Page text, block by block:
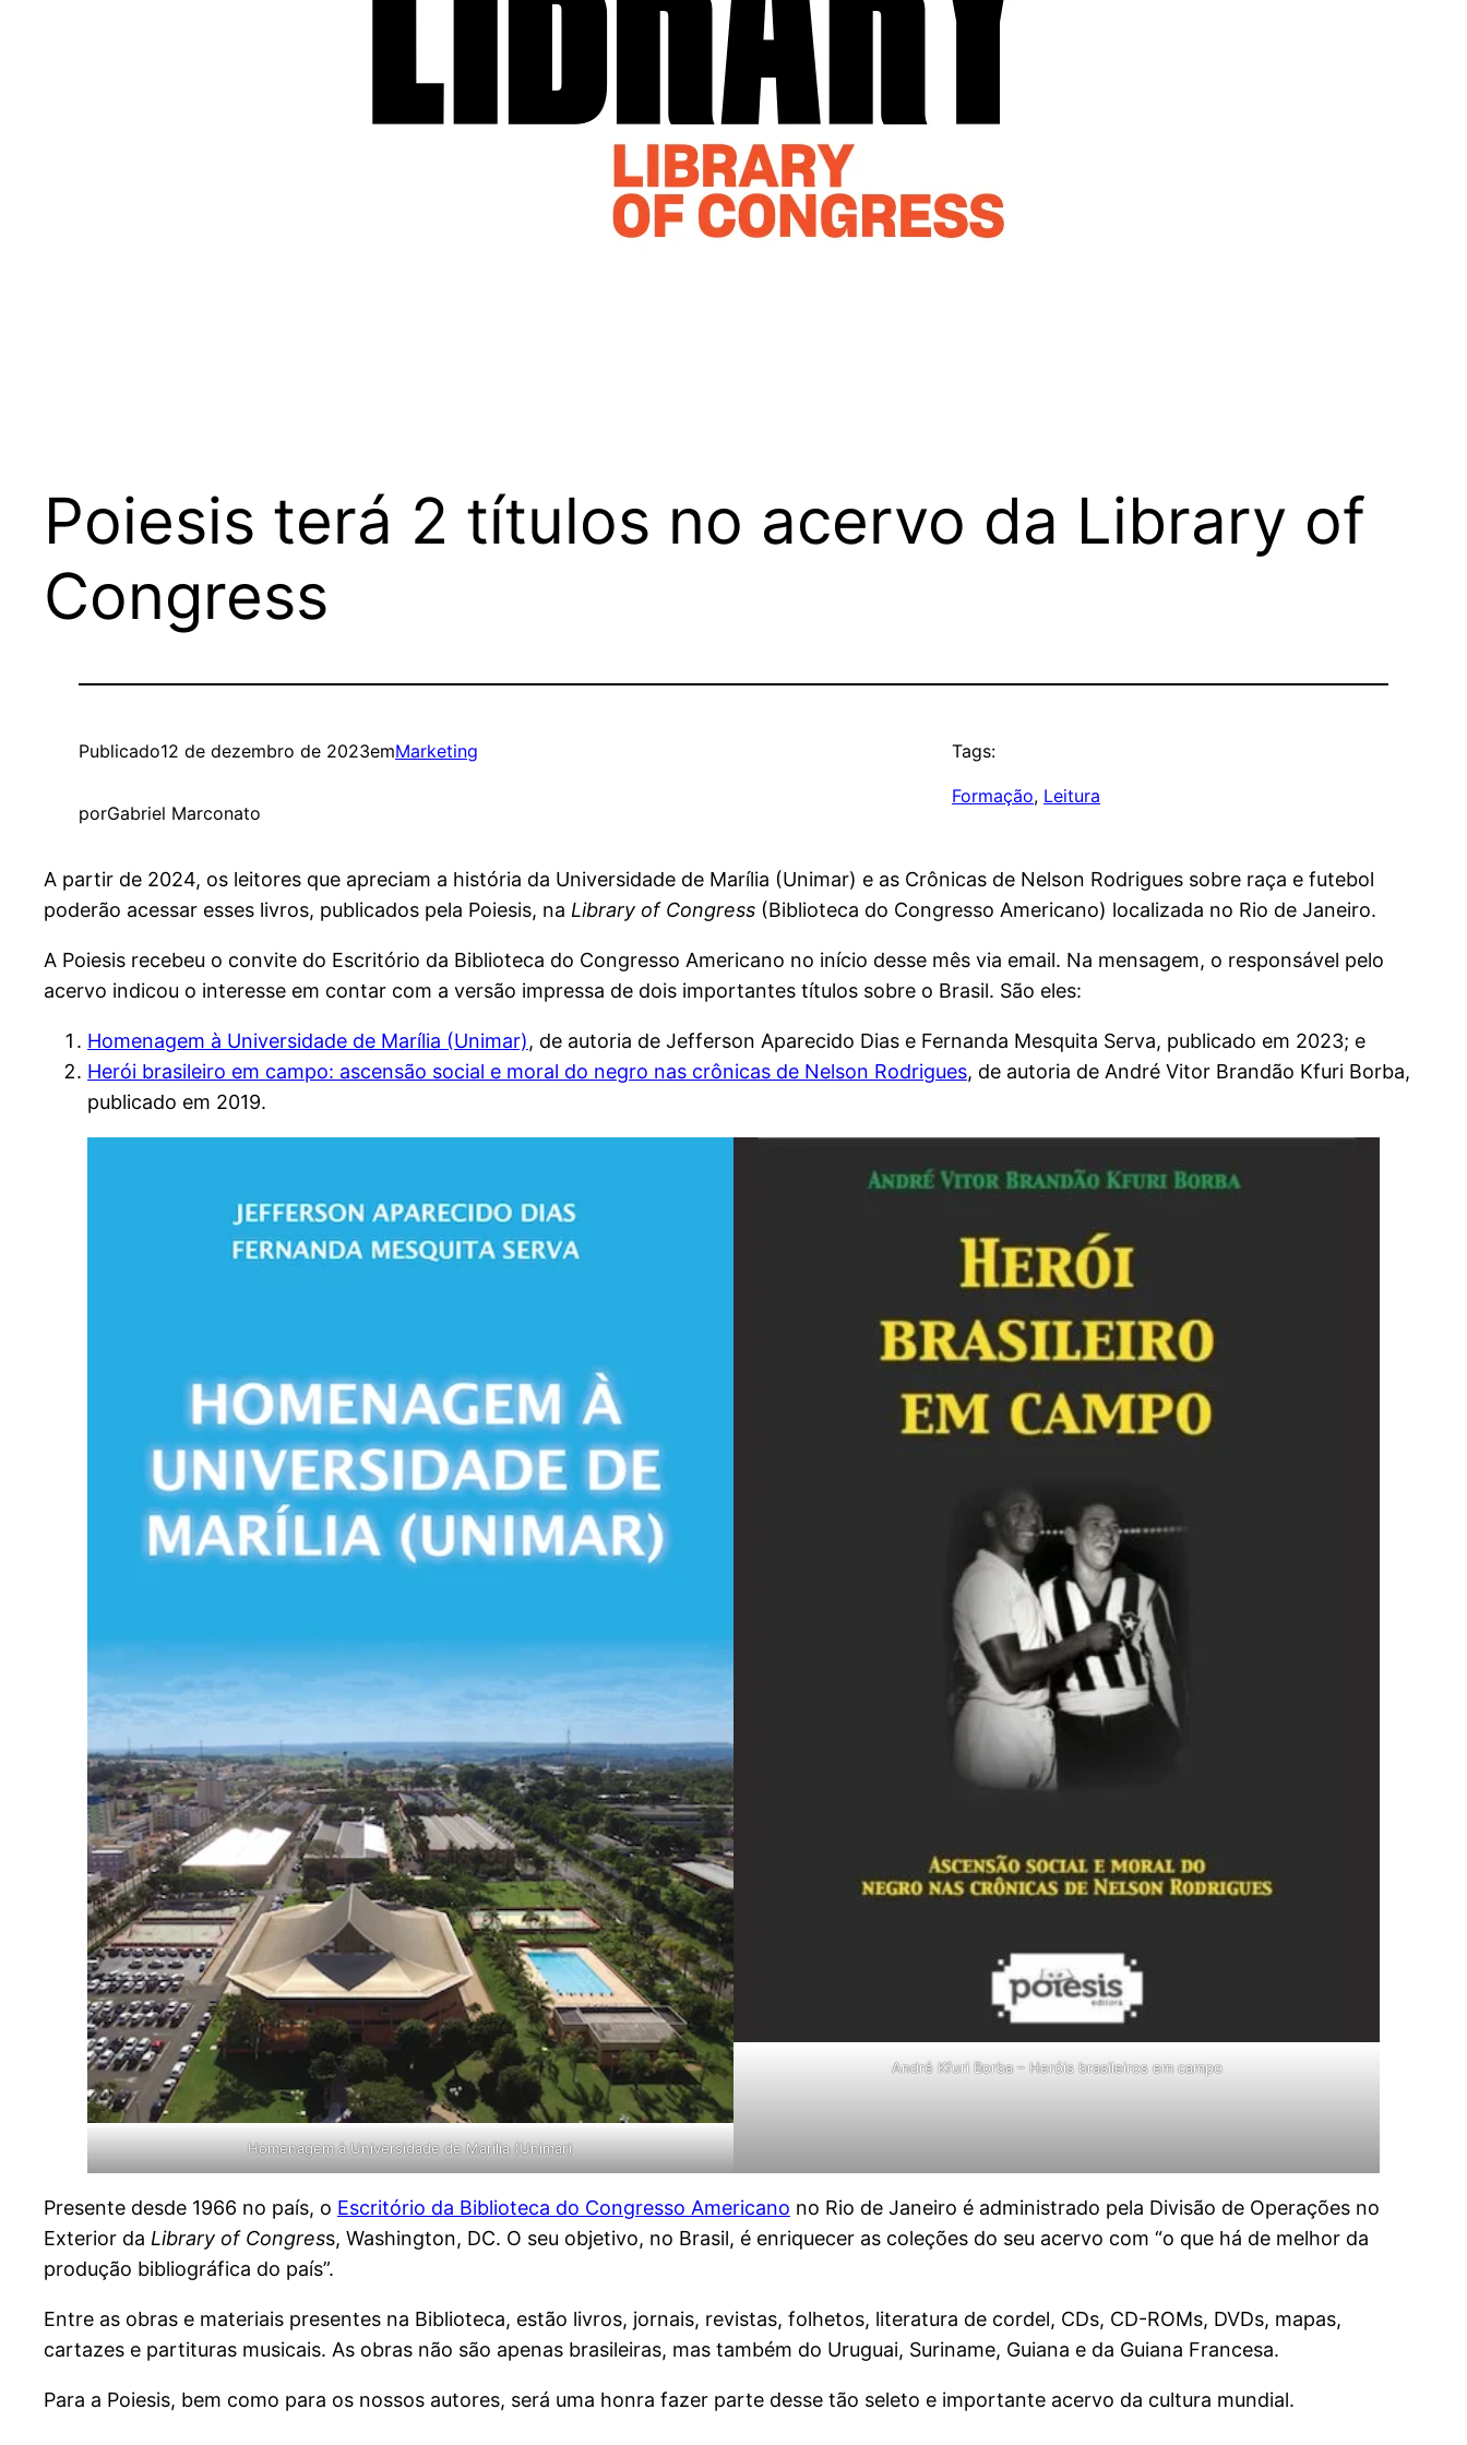
Poiesis terá 2 títulos no acervo da Library of
Congress
Publicado12 de dezembro de 2023emMarketing
porGabriel Marconato
Tags:
Formação, Leitura
A partir de 2024, os leitores que apreciam a história da Universidade de Marília (Unimar) e as Crônicas de Nelson Rodrigues sobre raça e futebol
poderão acessar esses livros, publicados pela Poiesis, na Library of Congress (Biblioteca do Congresso Americano) localizada no Rio de Janeiro.
A Poiesis recebeu o convite do Escritório da Biblioteca do Congresso Americano no início desse mês via email. Na mensagem, o responsável pelo
acervo indicou o interesse em contar com a versão impressa de dois importantes títulos sobre o Brasil. São eles:
Homenagem à Universidade de Marília (Unimar), de autoria de Jefferson Aparecido Dias e Fernanda Mesquita Serva, publicado em 2023; e
Herói brasileiro em campo: ascensão social e moral do negro nas crônicas de Nelson Rodrigues, de autoria de André Vitor Brandão Kfuri Borba,
publicado em 2019.
Homenagem à Universidade de Marília (Unimar)
André Kfuri Borba – Heróis brasileiros em campo
Presente desde 1966 no país, o Escritório da Biblioteca do Congresso Americano no Rio de Janeiro é administrado pela Divisão de Operações no
Exterior da Library of Congress, Washington, DC. O seu objetivo, no Brasil, é enriquecer as coleções do seu acervo com “o que há de melhor da
produção bibliográfica do país”.
Entre as obras e materiais presentes na Biblioteca, estão livros, jornais, revistas, folhetos, literatura de cordel, CDs, CD-ROMs, DVDs, mapas,
cartazes e partituras musicais. As obras não são apenas brasileiras, mas também do Uruguai, Suriname, Guiana e da Guiana Francesa.
Para a Poiesis, bem como para os nossos autores, será uma honra fazer parte desse tão seleto e importante acervo da cultura mundial.